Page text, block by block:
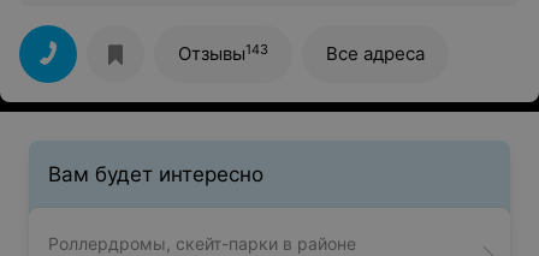
Отзывы143 Все адреса
Вам будет интересно
Роллердромы, скейт-парки в районе